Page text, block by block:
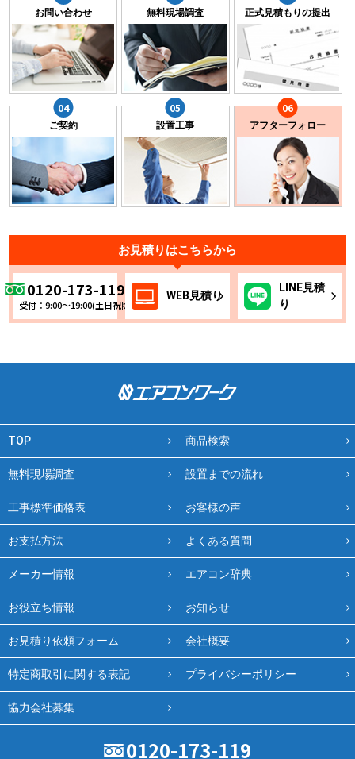
お問い合わせ 無料現場調査 正式見積もりの提出
ご契約 設置工事 アフターフォロー
お見積りはこちらから
0120-173-119
受付：9:00～19:00(土日祝除く)
WEB見積り
LINE見積
り
TOP 商品検索
無料現場調査 設置までの流れ
工事標準価格表 お客様の声
お支払方法 よくある質問
メーカー情報 エアコン辞典
お役立ち情報 お知らせ
お見積り依頼フォーム 会社概要
特定商取引に関する表記 プライバシーポリシー
協力会社募集
0120-173-119